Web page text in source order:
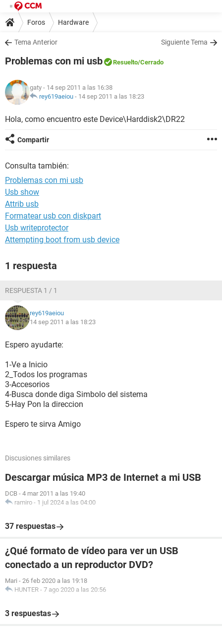
Foros Hardware
Tema Anterior Siguiente Tema
Problemas con mi usb Resuelto/Cerrado
gaty - 14 sep 2011 a las 16:38
rey619aeiou - 14 sep 2011 a las 18:23
Hola, como encuentro este Device\Harddisk2\DR22
Compartir
Consulta también:
Problemas con mi usb
Usb show
Attrib usb
Formatear usb con diskpart
Usb writeprotector
Attempting boot from usb device
1 respuesta
RESPUESTA 1 / 1
rey619aeiou
14 sep 2011 a las 18:23
Espero ayudarte:
1-Ve a Inicio
2_Todos los programas
3-Accesorios
4-Busca donde diga Simbolo del sistema
5-Hay Pon la direccion
Espero te sirva Amigo
Discusiones similares
Descargar música MP3 de Internet a mi USB
DCB - 4 mar 2011 a las 19:40
ramiro - 1 jul 2024 a las 04:00
37 respuestas
¿Qué formato de vídeo para ver un USB
conectado a un reproductor DVD?
Mari - 26 feb 2020 a las 19:18
HUNTER - 7 ago 2020 a las 20:56
3 respuestas